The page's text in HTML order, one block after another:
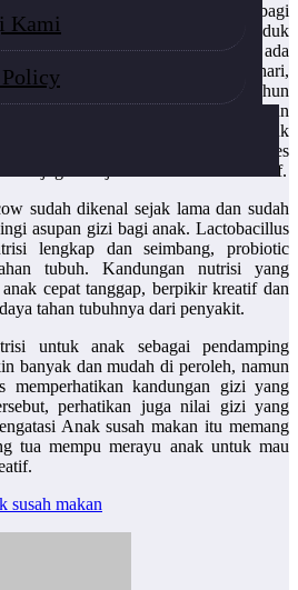
Kami
suplemen penambah nafsu makan bagi
jamu, susu, dan berbagai produk
orang tua jangan khawatir, kini ada
memenuhi gizi anak setiap hari,
susu untuk anak usia 3-5 tahun
perlu diketahui bahwa minyak ikan
makan yang lebih baik, serta anak
Dancow 3+ selain membantu proses
ini juga menjadikan anak lebih kreatif.
sudah dikenal sejak lama dan sudah
asupan gizi bagi anak. Lactobacillus
lengkap dan seimbang, probiotic
tubuh. Kandungan nutrisi yang
cepat tanggap, berpikir kreatif dan
tahan tubuhnya dari penyakit.
untuk anak sebagai pendamping
banyak dan mudah di peroleh, namun
memperhatikan kandungan gizi yang
perhatikan juga nilai gizi yang
Anak susah makanitu memang
tua mempu merayu anak untuk mau
susah makan